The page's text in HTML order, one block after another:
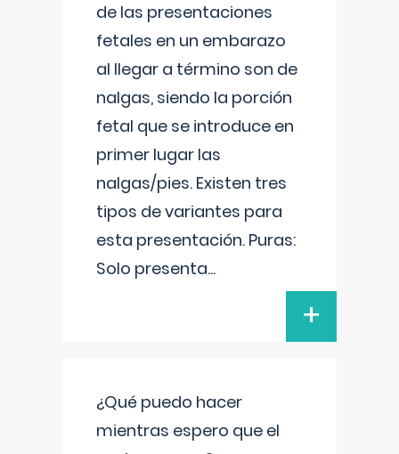
de las presentaciones
fetales en un embarazo
al llegar a término son de
nalgas, siendo la porción
fetal que se introduce en
primer lugar las
nalgas/pies. Existen tres
tipos de variantes para
esta presentación. Puras:
Solo presenta...
+
¿Qué puedo hacer
mientras espero que el